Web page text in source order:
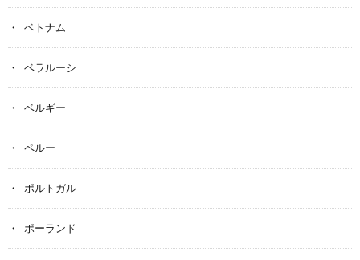
ベトナム
ベラルーシ
ベルギー
ペルー
ポルトガル
ポーランド